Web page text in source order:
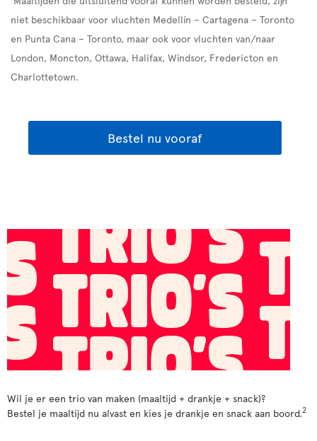
niet beschikbaar voor vluchten Medellín – Cartagena – Toronto
en Punta Cana – Toronto, maar ook voor vluchten van/naar
London, Moncton, Ottawa, Halifax, Windsor, Fredericton en
Charlottetown.
Bestel nu vooraf
Wil je er een trio van maken (maaltijd + drankje + snack)?
Bestel je maaltijd nu alvast en kies je drankje en snack aan boord.2